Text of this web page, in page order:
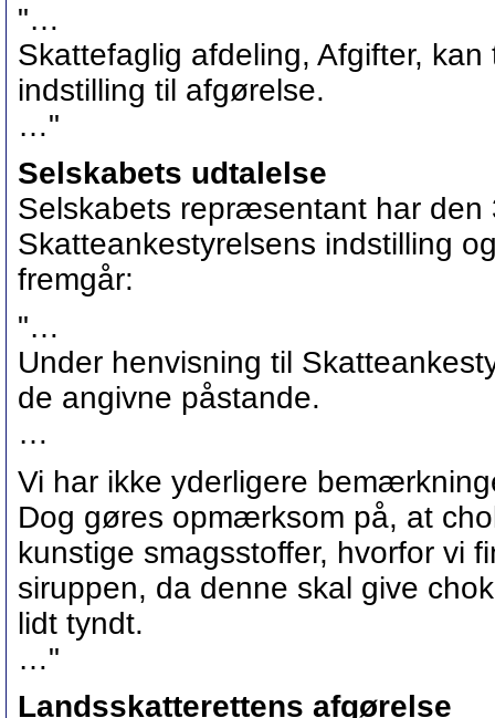
"…
Skattefaglig afdeling, Afgifter,
indstilling til afgørelse.
…"
Selskabets udtalelse
Selskabets repræsentant har
Skatteankestyrelsens indstilling
fremgår:
"…
Under henvisning til
de angivne påstande.
…
Vi har ikke yderligere
Dog gøres opmærksom på, at
kunstige smagsstoffer, hvorfor vi
siruppen, da denne skal give
lidt tyndt.
…"
Landsskatterettens afgørelse